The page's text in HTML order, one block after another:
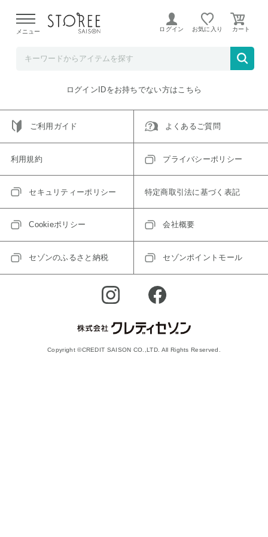
よる配送遅延が発生しております。
メニュー ログイン お気に入り
ご指定のアイテムは取り扱い終了、またはただいま取り扱い
トップへ戻る
ログインIDをお持ちでない方はこちら
ご利用ガイド よくあるご質問
利用規約 プライバシーポリシー
セキュリティーポリシー 特定商取引法に基づく表記
Cookieポリシー 会社概要
セゾンのふるさと納税 セゾンポイントモール
Copyright ©CREDIT SAISON CO.,LTD. All Rights Reserved.